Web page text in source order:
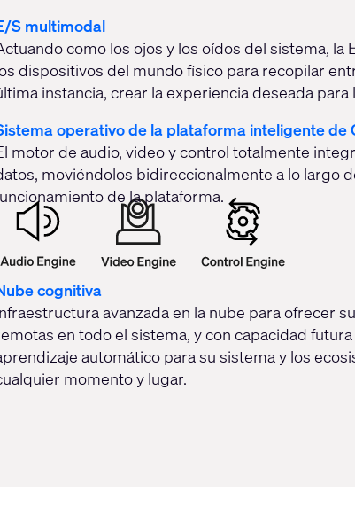
S multimodal
como los ojos y los oídos del sistema, la
dispositivos del mundo físico para recopilar
instancia, crear la experiencia deseada para
operativo de la plataforma inteligente de
motor de audio, video y control totalmente
moviéndolos bidireccionalmente a lo largo
de la plataforma.
cognitiva
avanzada en la nube para ofrecer
en todo el sistema, y con capacidad
automático para su sistema y los
momento y lugar.